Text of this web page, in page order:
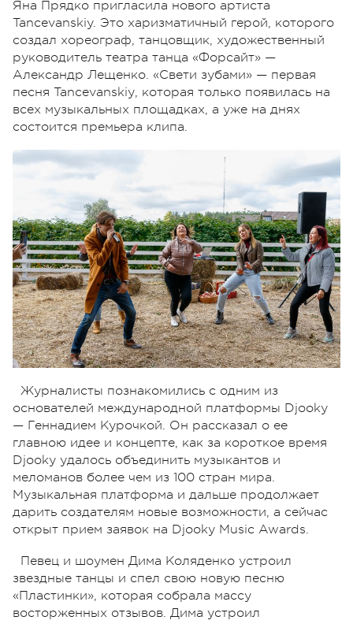
Яна Прядко пригласила нового артиста
Tancevanskiy. Это харизматичный герой, которого
создал хореограф, танцовщик, художественный
руководитель театра танца «Форсайт» —
Александр Лещенко. «Свети зубами» — первая
песня Tancevanskіу, которая только появилась на
всех музыкальных площадках, а уже на днях
состоится премьера клипа.
Журналисты познакомились с одним из
основателей международной платформы Djooky
— Геннадием Курочкой. Он рассказал о ее
главною идее и концепте, как за короткое время
Djooky удалось объединить музыкантов и
меломанов более чем из 100 стран мира.
Музыкальная платформа и дальше продолжает
дарить создателям новые возможности, а сейчас
открыт прием заявок на Djooky Music Awards.
Певец и шоумен Дима Коляденко устроил
звездные танцы и спел свою новую песню
«Пластинки», которая собрала массу
восторженных отзывов. Дима устроил